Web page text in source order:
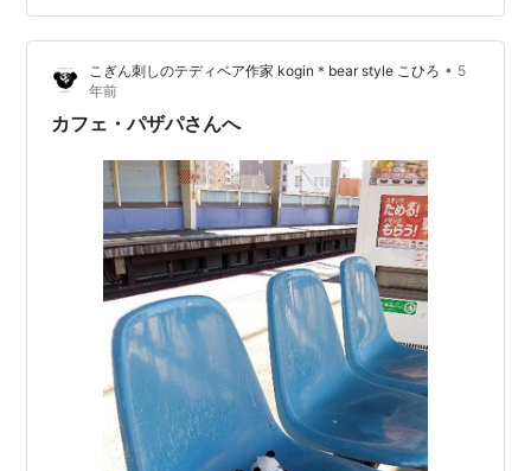
ているテーブル席がありましたので入ってみることに。
今日の夕食はここでいただくことにしました。 「洋食
50BAN 八広店…
こぎん刺しのテディベア作家 kogin＊bear style こひろ • 5
年前
カフェ・パザパさんへ